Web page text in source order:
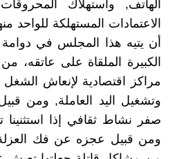
الهاتف, واستهلاك
أن يتيه هذا المجلس في دوامة
الكبيرة الملقاة على عاتقه،
مراكز اقتصادية لإنعاش الشغل
وتشغيل اليد العاملة, ومن
صفر نشاط ثقافي إذا استثنينا
ومن قبيل عجزه عن فك العزلة